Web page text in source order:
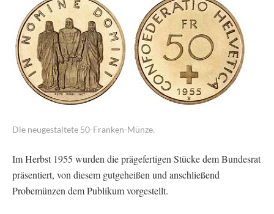
Die neugestaltete 50-Franken-Münze.
Im Herbst 1955 wurden die prägefertigen Stücke dem Bundesrat
präsentiert, von diesem gutgeheißen und anschließend
Probemünzen dem Publikum vorgestellt.